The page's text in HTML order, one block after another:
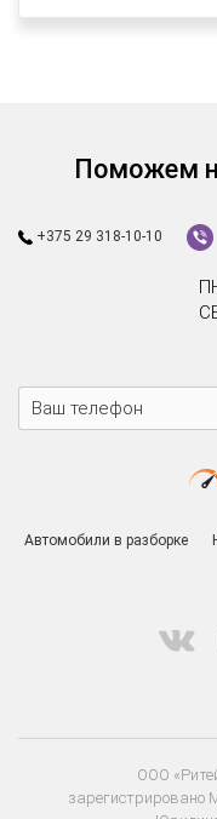
Поможем
+375 29 318-10-10
Автомобили в разборке
ООО
зарегистрировано